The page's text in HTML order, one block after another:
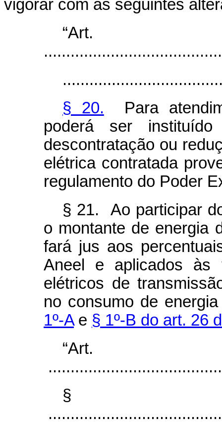
vigorar com as seguintes
§ 20. Para
poderá ser instituído
descontratação ou
elétrica contratada
regulamento do Poder
§ 21. Ao participar
o montante de energia
fará jus aos
Aneel e aplicados às
elétricos de
no consumo de
1º-Ae § 1º-B do art. 26
§